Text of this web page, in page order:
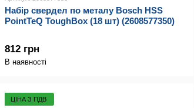
Набір свердел по металу Bosch HSS
PointTeQ ToughBox (18 шт) (2608577350)
812 грн
В наявності
ЦІНА З ПДВ